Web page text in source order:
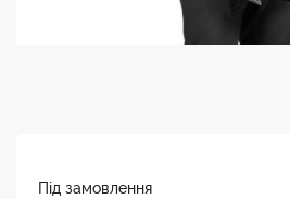
Під замовлення